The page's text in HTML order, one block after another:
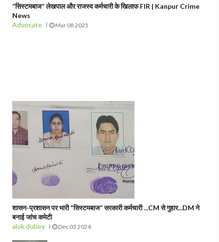
“सिस्टमबाज” लेखपाल और राजस्व कर्मचारी के खिलाफ FIR | Kanpur Crime
News
Advocate
Mar 08 2025
शासन-प्रशासन पर भारी “सिस्टमबाज” सरकारी कर्मचारी ...CM से गुहार...DM ने
बनाई जांच कमेटी
alok dubey
Dec 03 2024